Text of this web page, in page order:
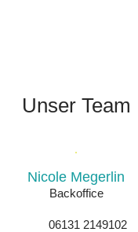
Unser Team
Nicole Megerlin
Backoffice
06131 2149102